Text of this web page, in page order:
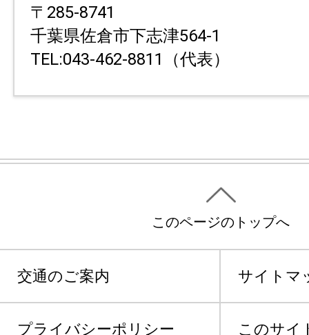
〒285-8741
千葉県佐倉市下志津564-1
TEL:043-462-8811（代表）
このページのトップへ
交通のご案内 サイトマ
プライバシーポリシー このサイ